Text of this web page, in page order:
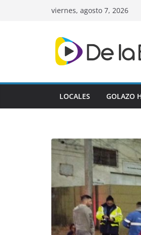
viernes, agosto 7, 2026
LOCALES GOLAZO